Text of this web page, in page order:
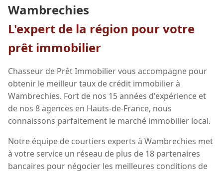
Wambrechies
L'expert de la région pour votre
prêt immobilier
Chasseur de Prêt Immobilier vous accompagne pour
obtenir le meilleur taux de crédit immobilier à
Wambrechies. Fort de nos 15 années d'expérience et
de nos 8 agences en Hauts-de-France, nous
connaissons parfaitement le marché immobilier local.
Notre équipe de courtiers experts à Wambrechies met
à votre service un réseau de plus de 18 partenaires
bancaires pour négocier les meilleures conditions de